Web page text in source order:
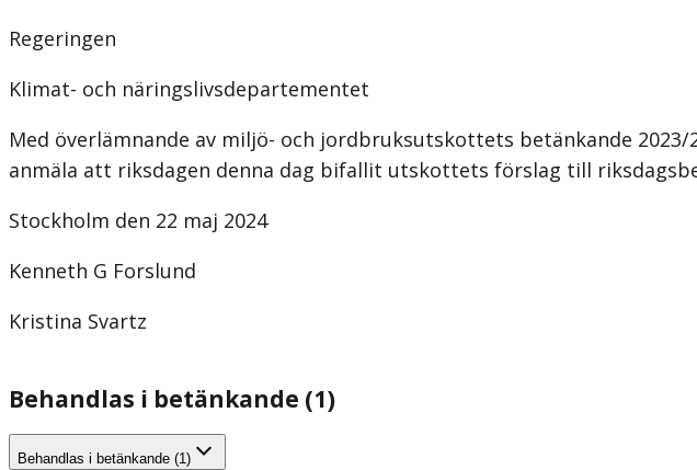
Regeringen
Klimat- och näringslivsdepartementet
Med överlämnande av miljö- och jordbruksutskottets betänkande
anmäla att riksdagen denna dag bifallit utskottets förslag till
Stockholm den 22 maj 2024
Kenneth G Forslund
Kristina Svartz
Behandlas i betänkande (1)
Behandlas i betänkande (1)